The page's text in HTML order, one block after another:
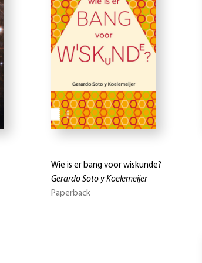
Wie is er bang voor wiskunde?
Gerardo Soto y Koelemeijer
Paperback